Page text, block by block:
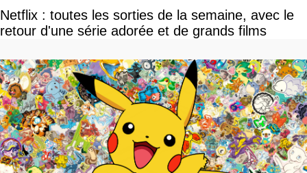
Netflix : toutes les sorties de la semaine, avec le
retour d'une série adorée et de grands films